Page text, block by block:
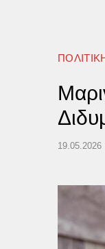
19.05.2026